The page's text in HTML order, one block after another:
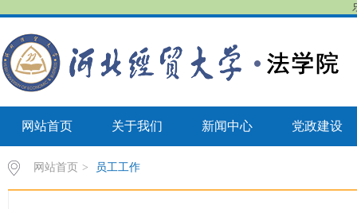
网站首页 关于我们 新闻中心 党政建设
网站首页 > 员工工作